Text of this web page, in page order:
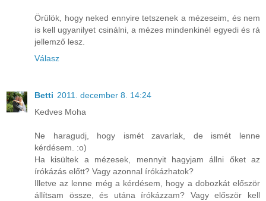
Örülök, hogy neked ennyire tetszenek a mézeseim, és nem
is kell ugyanilyet csinálni, a mézes mindenkinél egyedi és rá
jellemző lesz.
Válasz
Betti 2011. december 8. 14:24
Kedves Moha
Ne haragudj, hogy ismét zavarlak, de ismét lenne
kérdésem. :o)
Ha kisültek a mézesek, mennyit hagyjam állni őket az
írókázás előtt? Vagy azonnal írókázhatok?
Illetve az lenne még a kérdésem, hogy a dobozkát először
állítsam össze, és utána írókázzam? Vagy először kell